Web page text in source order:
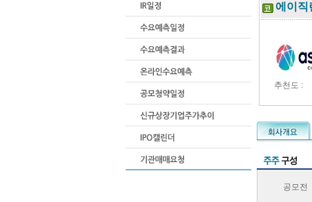
에이직
추천도 :
공모전